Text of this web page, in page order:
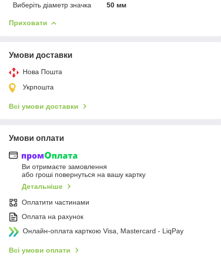
Виберіть діаметр значка
50 мм
Приховати
Умови доставки
Нова Пошта
Укрпошта
Всі умови доставки
Умови оплати
Ви отримаєте замовлення
або гроші повернуться на вашу картку
Детальніше
Оплатити частинами
Оплата на рахунок
Онлайн-оплата карткою Visa, Mastercard - LiqPay
Всі умови оплати